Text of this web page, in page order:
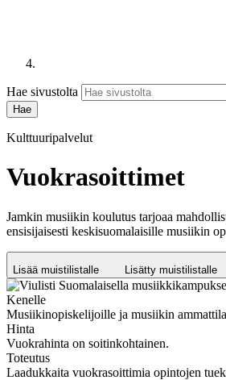
Hae sivustolta
Kulttuuripalvelut
Vuokrasoittimet
Jamkin musiikin koulutus tarjoaa
ensisijaisesti keskisuomalaisille musiikin
Lisää muistilistalle Lisätty muistilistalle
Kenelle
Musiikinopiskelijoille ja musiikin
Hinta
Vuokrahinta on soitinkohtainen.
Toteutus
Laadukkaita vuokrasoittimia opintojen